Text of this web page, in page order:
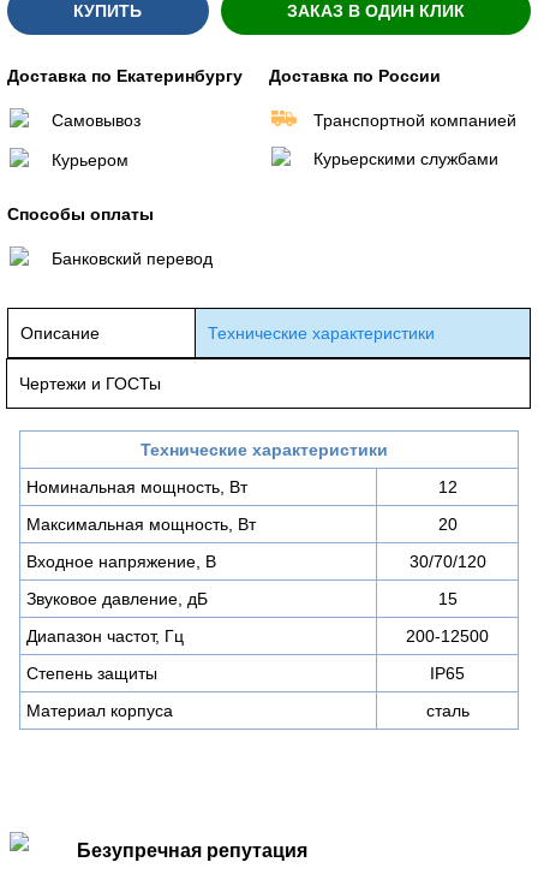
КУПИТЬ ЗАКАЗ В ОДИН КЛИК
Доставка по Екатеринбургу
Самовывоз
Курьером
Доставка по России
Транспортной компанией
Курьерскими службами
Способы оплаты
Банковский перевод
Описание Технические характеристики
Чертежи и ГОСТы
Технические характеристики
Номинальная мощность, Вт
12
Максимальная мощность, Вт
20
Входное напряжение, В
30/70/120
Звуковое давление, дБ
15
Диапазон частот, Гц
200-12500
Степень защиты
IP65
Материал корпуса
сталь
Безупречная репутация